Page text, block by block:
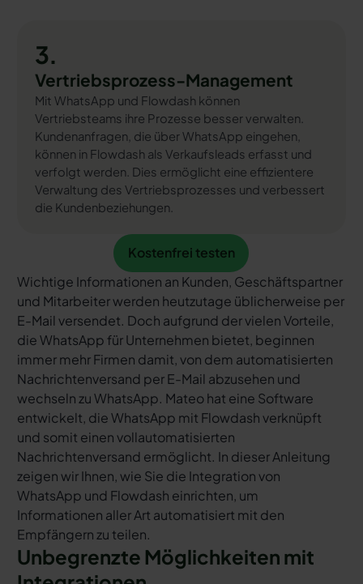
3.
Vertriebsprozess-Management
Mit WhatsApp und Flowdash können
Vertriebsteams ihre Prozesse besser verwalten.
Kundenanfragen, die über WhatsApp eingehen,
können in Flowdash als Verkaufsleads erfasst und
verfolgt werden. Dies ermöglicht eine effizientere
Verwaltung des Vertriebsprozesses und verbessert
die Kundenbeziehungen.
Kostenfrei testen
Kostenfrei testen
Wichtige Informationen an Kunden, Geschäftspartner
und Mitarbeiter werden heutzutage üblicherweise per
E-Mail versendet. Doch aufgrund der vielen Vorteile,
die WhatsApp für Unternehmen bietet, beginnen
immer mehr Firmen damit, von dem automatisierten
Nachrichtenversand per E-Mail abzusehen und
wechseln zu WhatsApp. Mateo hat eine Software
entwickelt, die WhatsApp mit Flowdash verknüpft
und somit einen vollautomatisierten
Nachrichtenversand ermöglicht. In dieser Anleitung
zeigen wir Ihnen, wie Sie die Integration von
WhatsApp und Flowdash einrichten, um
Informationen aller Art automatisiert mit den
Empfängern zu teilen.
Unbegrenzte Möglichkeiten mit